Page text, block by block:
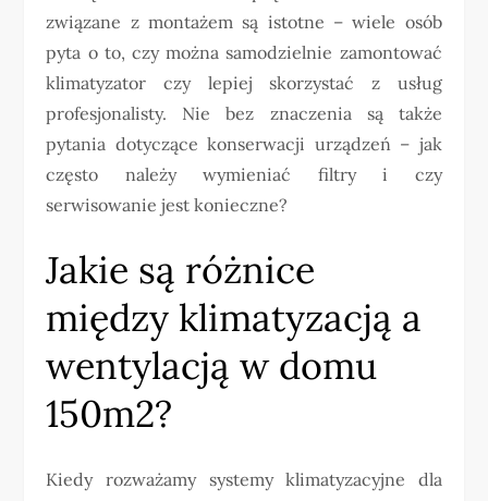
związane z montażem są istotne – wiele osób
pyta o to, czy można samodzielnie zamontować
klimatyzator czy lepiej skorzystać z usług
profesjonalisty. Nie bez znaczenia są także
pytania dotyczące konserwacji urządzeń – jak
często należy wymieniać filtry i czy
serwisowanie jest konieczne?
Jakie są różnice
między klimatyzacją a
wentylacją w domu
150m2?
Kiedy rozważamy systemy klimatyzacyjne dla